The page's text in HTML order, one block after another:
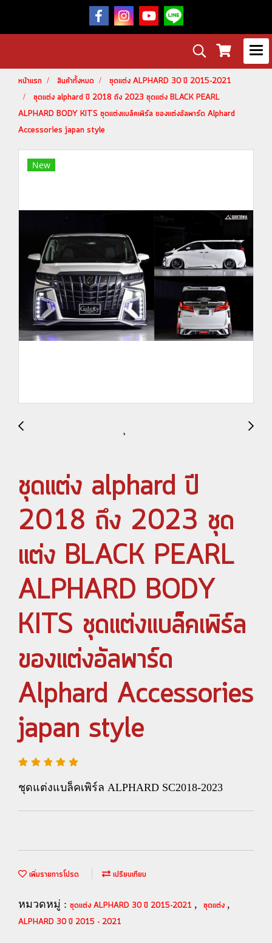
หน้าแรก สินค้าทั้งหมด
ชุดแต่ง ALPHARD 30 ปี 2015-2021
ชุดแต่ง alphard ปี 2018 ถึง 2023 ชุดแต่ง BLACK PEARL
ALPHARD BODY KITS ชุดแต่งแบล็คเพิร์ล ของแต่งอัลพาร์ด Alphard
Accessories japan style
New
ชุดแต่ง alphard ปี
2018 ถึง 2023 ชุด
แต่ง BLACK PEARL
ALPHARD BODY
KITS ชุดแต่งแบล็คเพิร์ล
ของแต่งอัลพาร์ด
Alphard Accessories
japan style
ชุดแต่งแบล็คเพิร์ล ALPHARD SC2018-2023
เพิ่มรายการโปรด เปรียบเทียบ
หมวดหมู่ : ชุดแต่ง ALPHARD 30 ปี 2015-2021 , ชุดแต่ง ,
ALPHARD 30 ปี 2015 - 2021